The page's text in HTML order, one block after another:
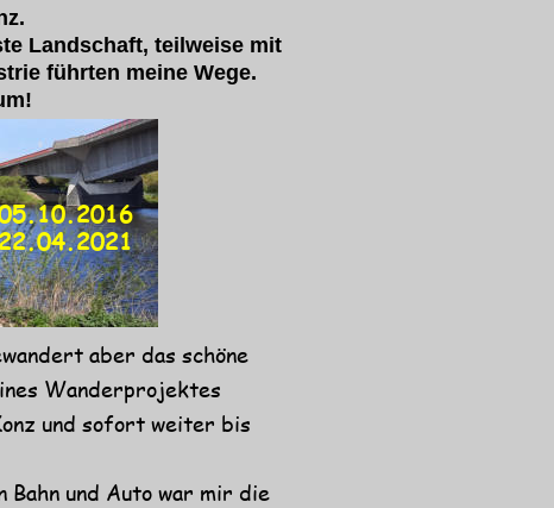
aber das schöne
Wanderprojektes
und sofort weiter bis
und Auto war mir die
Landschaft, teilweise mit
führten meine Wege.